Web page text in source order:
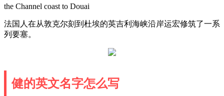
the Channel coast to Douai
法国人在从敦克尔刻到杜埃的英吉利海峡沿岸运宏修筑了一系
列要塞。
健的英文名字怎么写